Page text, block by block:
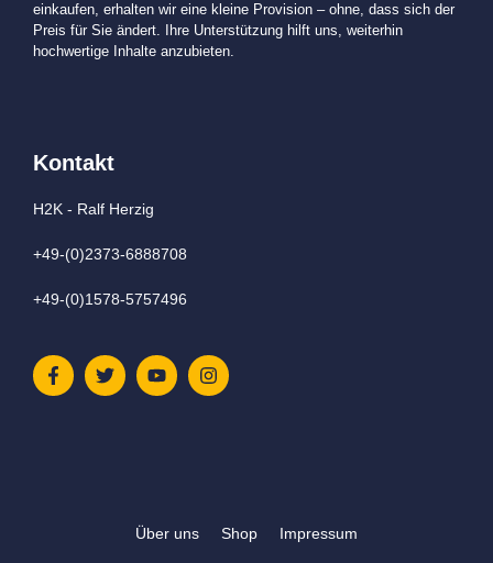
einkaufen, erhalten wir eine kleine Provision – ohne, dass sich der
Preis für Sie ändert. Ihre Unterstützung hilft uns, weiterhin
hochwertige Inhalte anzubieten.
Kontakt
H2K - Ralf Herzig
+49-(0)2373-6888708
+49-(0)1578-5757496
Über uns Shop Impressum